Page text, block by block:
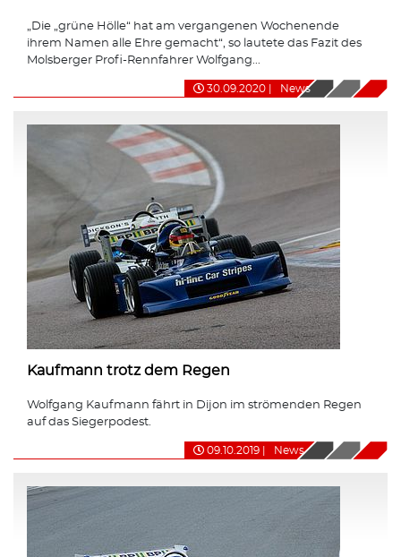
„Die „grüne Hölle“ hat am vergangenen Wochenende
ihrem Namen alle Ehre gemacht“, so lautete das Fazit des
Molsberger Profi-Rennfahrer Wolfgang...
30.09.2020 News
Kaufmann trotz dem Regen
Wolfgang Kaufmann fährt in Dijon im strömenden Regen
auf das Siegerpodest.
09.10.2019 News